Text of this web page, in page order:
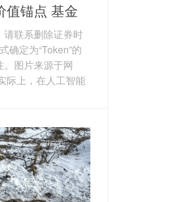
值锚点 基金
遇
联系删除证券时
确定为“Token”的
图片来源于网
际上，在人工智能
词已接连涌现。在
知也成为了基金经
命。接受证券时报
，在新事物浪潮